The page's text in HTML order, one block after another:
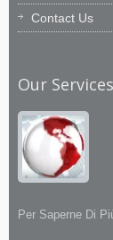
Contact Us
Our Services
Per Saperne Di